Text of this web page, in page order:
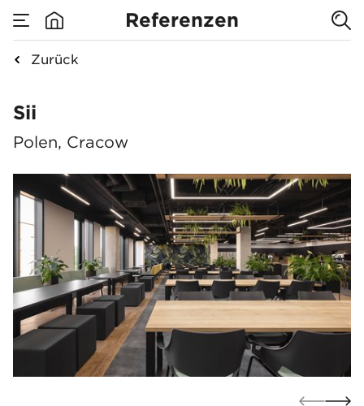
Referenzen
Zurück
Sii
Sii
Polen, Cracow